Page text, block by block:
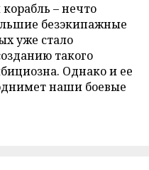
– нечто
безэкипажные
уже стало
такого
Однако и ее
наши боевые